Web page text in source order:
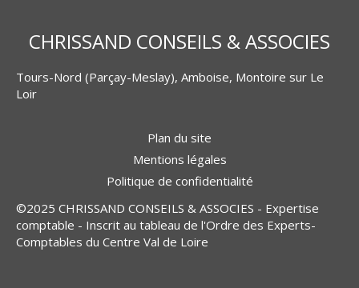
CHRISSAND CONSEILS & ASSOCIES
Tours-Nord (Parçay-Meslay), Amboise, Montoire sur Le
Loir
Plan du site
Mentions légales
Politique de confidentialité
©2025 CHRISSAND CONSEILS & ASSOCIES - Expertise
comptable - Inscrit au tableau de l'Ordre des Experts-
Comptables du Centre Val de Loire